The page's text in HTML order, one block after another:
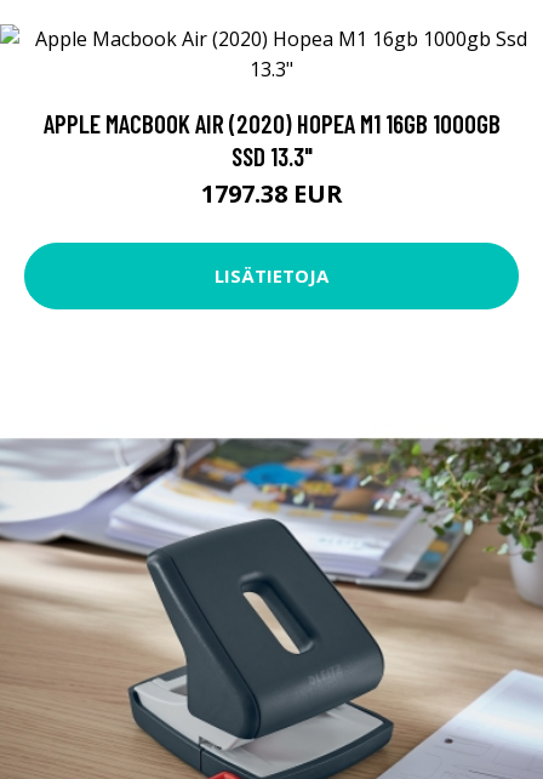
APPLE MACBOOK AIR (2020) HOPEA M1 16GB 1000GB
SSD 13.3"
1797.38 EUR
LISÄTIETOJA